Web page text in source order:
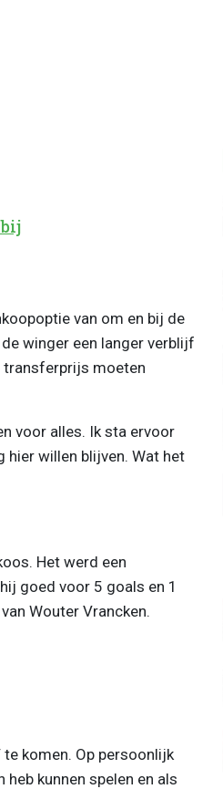
van om en bij de
winger een langer verblijf
transferprijs moeten
voor alles. Ik sta ervoor
hier willen blijven. Wat het
Het werd een
goed voor 5 goals en 1
Wouter Vrancken.
komen. Op persoonlijk
kunnen spelen en als